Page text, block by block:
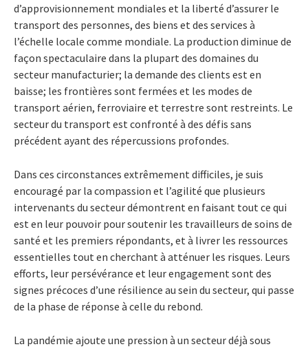
d’approvisionnement mondiales et la liberté d’assurer le
transport des personnes, des biens et des services à
l’échelle locale comme mondiale. La production diminue de
façon spectaculaire dans la plupart des domaines du
secteur manufacturier; la demande des clients est en
baisse; les frontières sont fermées et les modes de
transport aérien, ferroviaire et terrestre sont restreints. Le
secteur du transport est confronté à des défis sans
précédent ayant des répercussions profondes.
Dans ces circonstances extrêmement difficiles, je suis
encouragé par la compassion et l’agilité que plusieurs
intervenants du secteur démontrent en faisant tout ce qui
est en leur pouvoir pour soutenir les travailleurs de soins de
santé et les premiers répondants, et à livrer les ressources
essentielles tout en cherchant à atténuer les risques. Leurs
efforts, leur persévérance et leur engagement sont des
signes précoces d’une résilience au sein du secteur, qui passe
de la phase de réponse à celle du rebond.
La pandémie ajoute une pression à un secteur déjà sous